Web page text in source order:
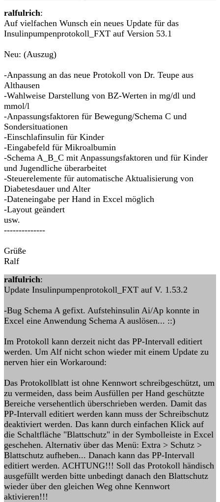
ralfulrich:
Auf vielfachen Wunsch ein neues Update für das
Insulinpumpenprotokoll_FXT auf Version 53.1
Neu: (Auszug)
-Anpassung an das neue Protokoll von Dr. Teupe aus
Althausen
-Wahlweise Darstellung von BZ-Werten in mg/dl und
mmol/l
-Anpassungsfaktoren für Bewegung/Schema C und
Sondersituationen
-Einschlafinsulin für Kinder
-Eingabefeld für Mikroalbumin
-Schema A_B_C mit Anpassungsfaktoren und für Kinder
und Jugendliche überarbeitet
-Steuerelemente für automatische Aktualisierung von
Diabetesdauer und Alter
-Dateneingabe per Hand in Excel möglich
-Layout geändert
usw.
--------------
Grüße
Ralf
ralfulrich:
Update Insulinpumpenprotokoll_FXT auf V. 1.53.2
-Bug Schema A gefixt. Aufstehinsulin Ai/Ap konnte in
Excel eine Anwendung Schema A auslösen... ::)
Im Protokoll kann derzeit nicht das PP-Intervall editiert
werden. Um Alf nicht schon wieder mit einem Update zu
nerven hier ein Workaround:
Das Protokollblatt ist ohne Kennwort schreibgeschützt, um
zu vermeiden, dass beim Ausfüllen per Hand geschützte
Bereiche versehentlich überschrieben werden. Damit das
PP-Intervall editiert werden kann muss der Schreibschutz
deaktiviert werden. Das kann durch einfachen Klick auf
die Schaltfläche "Blattschutz" in der Symbolleiste in Excel
geschehen. Alternativ über das Menü: Extra > Schutz >
Blattschutz aufheben... Danach kann das PP-Intervall
editiert werden. ACHTUNG!!! Soll das Protokoll händisch
ausgefüllt werden bitte unbedingt danach den Blattschutz
wieder über den gleichen Weg ohne Kennwort
aktivieren!!!